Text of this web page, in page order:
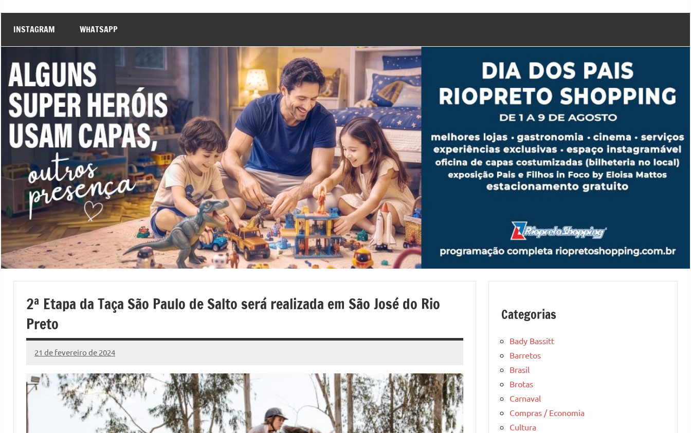
INSTAGRAM WHATSAPP
2ª Etapa da Taça São Paulo de Salto será realizada em São José do Rio
Preto
21 de fevereiro de 2024
Marcelo
Fachin
Categorias
Bady Bassitt
Barretos
Brasil
Brotas
Carnaval
Compras / Economia
Cultura